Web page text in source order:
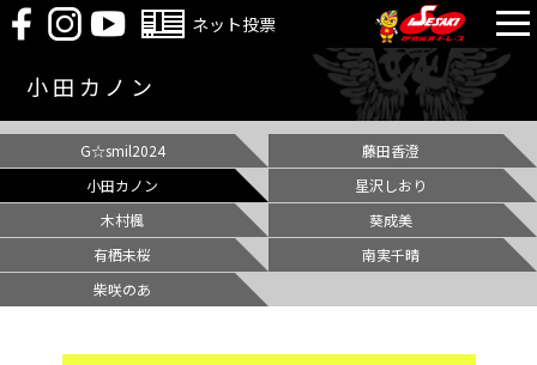
ネット投票
小田カノン
G☆smil2024
藤田香澄
小田カノン
星沢しおり
木村楓
葵成美
有栖未桜
南実千晴
柴咲のあ